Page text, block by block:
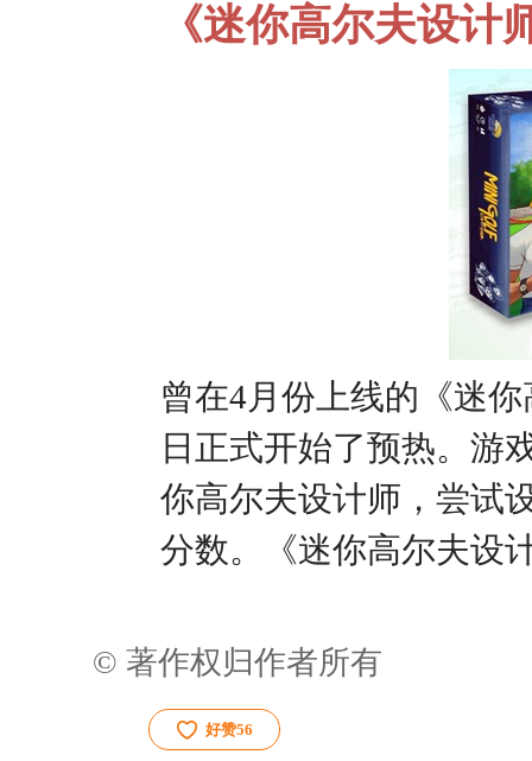
《迷你高尔夫设计
曾在4月份上线的《迷
日正式开始了预热。游
你高尔夫设计师，尝试
分数。《迷你高尔夫设
© 著作权归作者所有
好赞56